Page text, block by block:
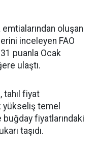
emtialarından oluşan
inceleyen FAO
puanla Ocak
ulaştı.
tahıl fiyat
yükseliş temel
fiyatlarındaki
taşıdı.